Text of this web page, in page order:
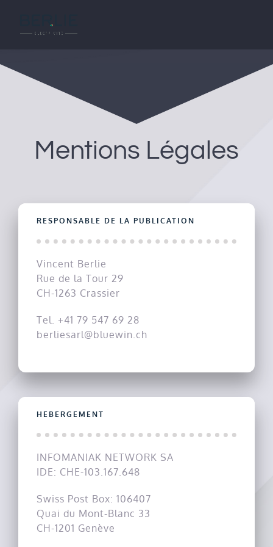
contenu
Mentions Légales
RESPONSABLE DE LA PUBLICATION
Vincent Berlie
Rue de la Tour 29
CH-1263 Crassier
Tel. +41 79 547 69 28
berliesarl@bluewin.ch
HEBERGEMENT
INFOMANIAK NETWORK SA
IDE: CHE-103.167.648
Swiss Post Box: 106407
Quai du Mont-Blanc 33
CH-1201 Genève